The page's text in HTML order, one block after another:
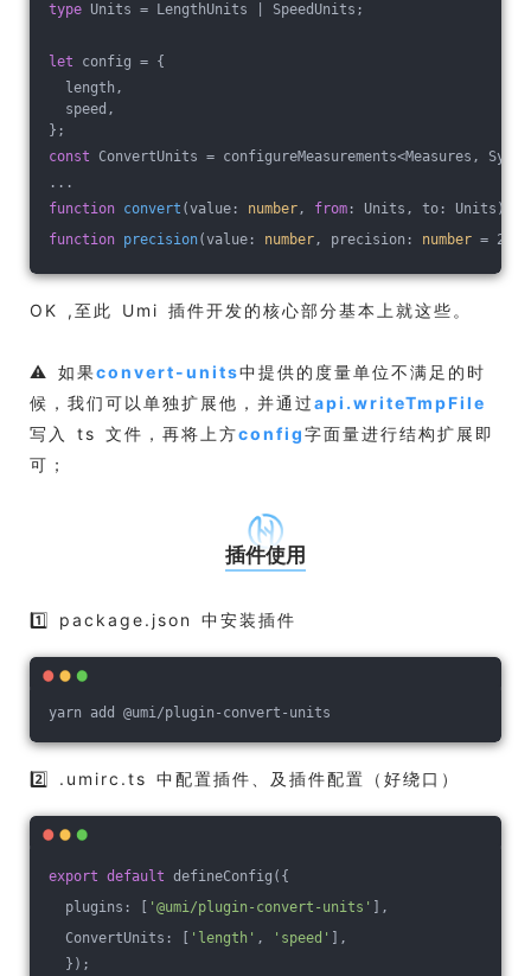
type Units = LengthUnits | SpeedUnits;
let config = {
length,
speed,
};
const ConvertUnits = configureMeasurements<Measures,
...
function convert (value: number, from : Units, to: Units )
function precision(value: number, precision: number = 2
OK ,至此 Umi 插件开发的核心部分基本上就这些。
⚠️ 如果convert-units中提供的度量单位不满足的时
候，我们可以单独扩展他，并通过api.writeTmpFile
写入 ts 文件，再将上方config字面量进行结构扩展即
可；
插件使用
1️⃣ package.json 中安装插件
yarn add @umi/plugin-convert-units
2️⃣ .umirc.ts 中配置插件、及插件配置（好绕口）
export default defineConfig({
plugins: [
'@umi/plugin-convert-units'
],
ConvertUnits: [
'length' , 'speed'
],
});